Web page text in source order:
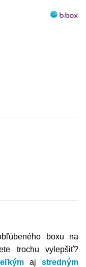
boxu na
trochu vylepšiť?
aj stredným